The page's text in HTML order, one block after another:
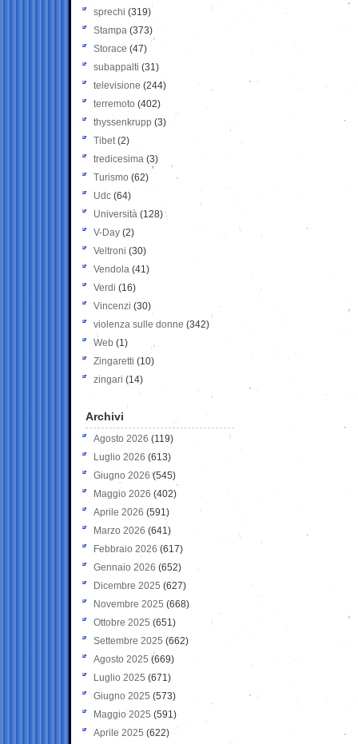
sprechi (319)
Stampa (373)
Storace (47)
subappalti (31)
televisione(244)
terremoto (402)
thyssenkrupp (3)
Tibet(2)
tredicesima (3)
Turismo (62)
Udc (64)
Università (128)
V-Day (2)
Veltroni (30)
Vendola (41)
Verdi (16)
Vincenzi (30)
violenza sulle donne (342)
Web (1)
Zingaretti (10)
zingari (14)
Archivi
Agosto 2026 (119)
Luglio 2026 (613)
Giugno 2026 (545)
Maggio 2026 (402)
Aprile 2026 (591)
Marzo 2026 (641)
Febbraio 2026 (617)
Gennaio 2026 (652)
Dicembre 2025 (627)
Novembre 2025 (668)
Ottobre 2025 (651)
Settembre 2025 (662)
Agosto 2025 (669)
Luglio 2025 (671)
Giugno 2025 (573)
Maggio 2025 (591)
Aprile 2025 (622)